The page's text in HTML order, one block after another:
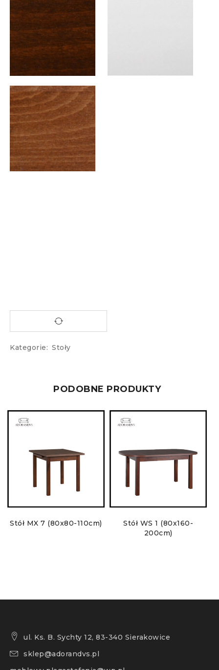
Kategorie: Stoły
PODOBNE PRODUKTY
Stół MX 7 (80x80-110cm)
Stół WS 1 (80x160-
200cm)
ul. Ks. B. Sychty 12, 83-340 Sierakowice
sklep@adorandvs.pl